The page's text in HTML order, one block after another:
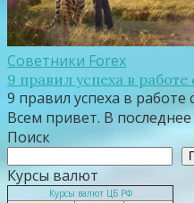
Советники Forex
9 правил успеха в
9 правил успеха в
Всем привет. В
Поиск
Курсы валют
Курсы валют ЦБ РФ